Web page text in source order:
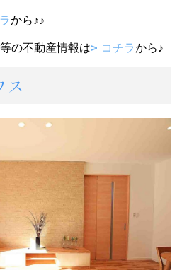
から♪♪
の不動産情報は コチラから♪
ス